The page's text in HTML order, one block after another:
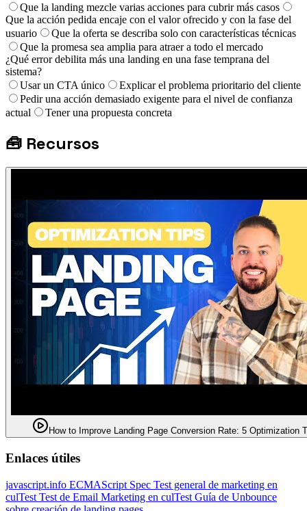
Que la landing mezcle varias acciones para cubrir más casos
Que la acción pedida encaje con el valor ofrecido y con la fase del
usuario
Que la oferta se describa solo con características técnicas
Que la promesa sea amplia para atraer a todo el mercado
¿Qué error debilita más una landing en una fase temprana del
sistema?
Usar un CTA único
Explicar el problema prioritario del cliente
Pedir una acción demasiado exigente para el nivel de confianza
actual
Tener una propuesta concreta
🧰 Recursos
How to Improve Landing Page Conversion Rate: 5 Optimization
Enlaces útiles
javascript.info ECMAScript Spec Test general de marketing en
culTest Test de Email Marketing en culTest Guía de Unbounce